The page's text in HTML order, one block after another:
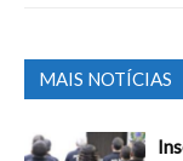
MAIS NOTÍCIAS